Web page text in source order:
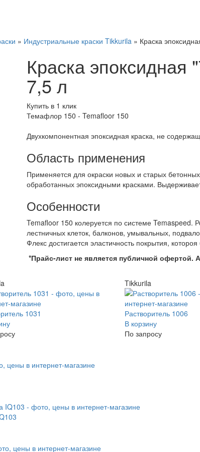
» Индустриальные краски Tikkurila » Краска
Краска
7,5 л
Купить в 1 клик
Темафлор 150 - Temafloor 150
Двухкомпонентная эпоксидная краска, не
Область применения
Применяется для окраски новых и старых
обработанных эпоксидными красками.
Особенности
Temafloor 150 колеруется по системе Temaspeed.
лестничных клеток, балконов, умывальных,
Флекс достигается эластичность покрытия,
*Прайс-лист не является публичной офертой.
1031
Tikkurila
Растворитель 1006
В корзину
По запросу